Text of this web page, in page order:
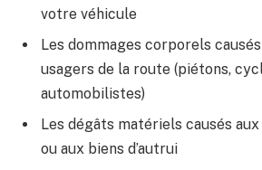
votre véhicule
Les dommages corporels
usagers de la route (piétons,
automobilistes)
Les dégâts matériels causés
ou aux biens d’autrui